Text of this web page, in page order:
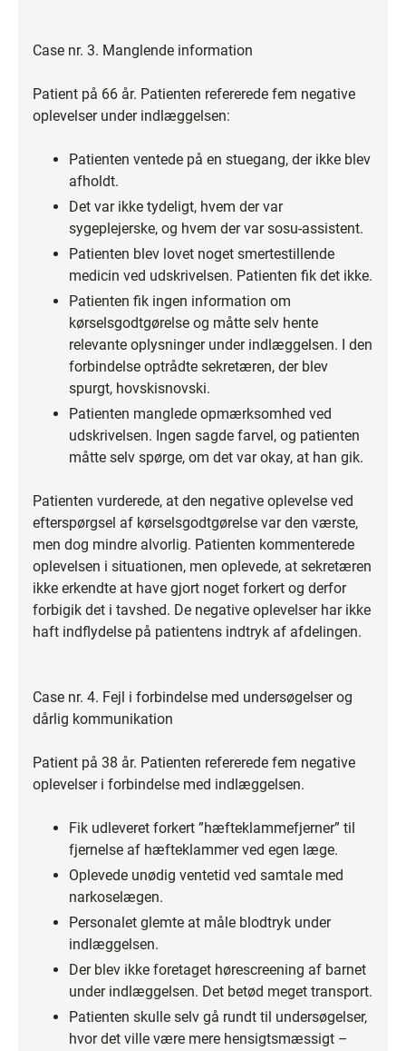
Case nr. 3. Manglende information
Patient på 66 år. Patienten refererede fem negative
oplevelser under indlæggelsen:
Patienten ventede på en stuegang, der ikke blev
afholdt.
Det var ikke tydeligt, hvem der var
sygeplejerske, og hvem der var sosu-assistent.
Patienten blev lovet noget smertestillende
medicin ved udskrivelsen. Patienten fik det ikke.
Patienten fik ingen information om
kørselsgodtgørelse og måtte selv hente
relevante oplysninger under indlæggelsen. I den
forbindelse optrådte sekretæren, der blev
spurgt, hovskisnovski.
Patienten manglede opmærksomhed ved
udskrivelsen. Ingen sagde farvel, og patienten
måtte selv spørge, om det var okay, at han gik.
Patienten vurderede, at den negative oplevelse ved
efterspørgsel af kørselsgodtgørelse var den værste,
men dog mindre alvorlig. Patienten kommenterede
oplevelsen i situationen, men oplevede, at sekretæren
ikke erkendte at have gjort noget forkert og derfor
forbigik det i tavshed. De negative oplevelser har ikke
haft indflydelse på patientens indtryk af afdelingen.
Case nr. 4. Fejl i forbindelse med undersøgelser og
dårlig kommunikation
Patient på 38 år. Patienten refererede fem negative
oplevelser i forbindelse med indlæggelsen.
Fik udleveret forkert ”hæfteklammefjerner” til
fjernelse af hæfteklammer ved egen læge.
Oplevede unødig ventetid ved samtale med
narkoselægen.
Personalet glemte at måle blodtryk under
indlæggelsen.
Der blev ikke foretaget hørescreening af barnet
under indlæggelsen. Det betød meget transport.
Patienten skulle selv gå rundt til undersøgelser,
hvor det ville være mere hensigtsmæssigt –